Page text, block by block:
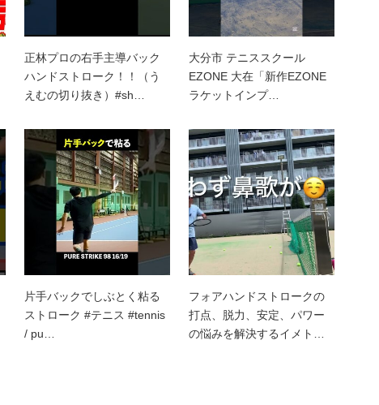
正林プロの右手主導バック
ハンドストローク！！（う
えむの切り抜き）#sh…
大分市 テニススクール
EZONE 大在「新作EZONE
ラケットインプ…
片手バックでしぶとく粘る
ストローク #テニス #tennis
/ pu…
フォアハンドストロークの
打点、脱力、安定、パワー
の悩みを解決するイメト…